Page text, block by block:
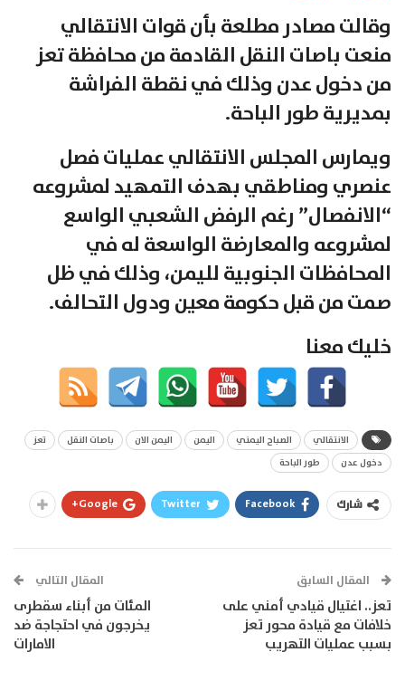
وقالت مصادر مطلعة بأن قوات الانتقالي
منعت باصات النقل القادمة من محافظة تعز
من دخول عدن وذلك في نقطة الفراشة
بمديرية طور الباحة.
ويمارس المجلس الانتقالي عمليات فصل
عنصري ومناطقي بهدف التمهيد لمشروعه
“الانفصال” رغم الرفض الشعبي الواسع
لمشروعه والمعارضة الواسعة له في
المحافظات الجنوبية لليمن، وذلك في ظل
صمت من قبل حكومة معين ودول التحالف.
خليك معنا
الانتقالي الصباح اليمني اليمن اليمن الان باصات النقل
تعز
دخول عدن
طور الباحة
شارك Facebook
Twitter
Google+
المقال السابق
تعز.. اغتيال قيادي أمني على
خلافات مع قيادة محور تعز
بسبب عمليات التهريب
المقال التالي
المئات من أبناء سقطرى
يخرجون في احتجاجة ضد
الامارات